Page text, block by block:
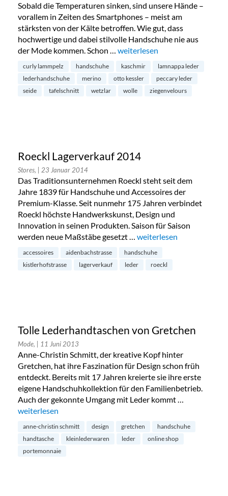
Sobald die Temperaturen sinken, sind unsere Hände –
vorallem in Zeiten des Smartphones – meist am
stärksten von der Kälte betroffen. Wie gut, dass
hochwertige und dabei stilvolle Handschuhe nie aus
der Mode kommen. Schon … „Handschuhe mit Stil von Otto
weiterlesen
curly lammpelz handschuhe kaschmir
lamnappa leder
lederhandschuhe
merino otto kessler
peccary leder
seide
tafelschnitt wetzlar wolle ziegenvelours
Roeckl Lagerverkauf 2014
Stores, | 23 Januar 2014
Das Traditionsunternehmen Roeckl steht seit dem
Jahre 1839 für Handschuhe und Accessoires der
Premium-Klasse. Seit nunmehr 175 Jahren verbindet
Roeckl höchste Handwerkskunst, Design und
Innovation in seinen Produkten. Saison für Saison
werden neue Maßstäbe gesetzt … „Roeckl Lagerverkauf
weiterlesen
accessoires aidenbachstrasse
handschuhe
kistlerhofstrasse
lagerverkauf leder roeckl
Tolle Lederhandtaschen von Gretchen
Mode, | 11 Juni 2013
Anne-Christin Schmitt, der kreative Kopf hinter
Gretchen, hat ihre Faszination für Design schon früh
entdeckt. Bereits mit 17 Jahren kreierte sie ihre erste
eigene Handschuhkollektion für den Familienbetrieb.
Auch der gekonnte Umgang mit Leder kommt …
„Tolle Lederhandtaschen von Gretchen“
weiterlesen
anne-christin schmitt design gretchen
handschuhe
handtasche
kleinlederwaren leder
online shop
portemonnaie